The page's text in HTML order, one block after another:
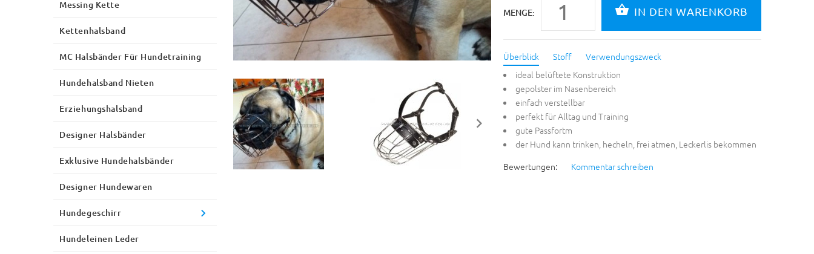
MENGE:
Überblick Stoff
Verwendungszweck
ideal belüftete Konstruktion
gepolster im Nasenbereich
einfach verstellbar
perfekt für Alltag und Training
gute Passfortm
der Hund kann trinken, hecheln, frei atmen, Leckerlis bekommen
Bewertungen:
Kommentar schreiben
Messing Kette
Kettenhalsband
MC Halsbänder Für Hundetraining
Hundehalsband Nieten
Erziehungshalsband
Designer Halsbänder
Exklusive Hundehalsbänder
Designer Hundewaren
Hundegeschirr
Hundeleinen Leder